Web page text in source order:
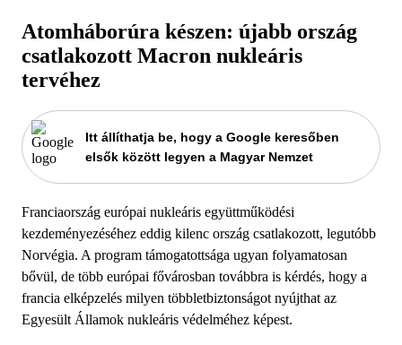
Atomháborúra készen: újabb ország
csatlakozott Macron nukleáris
tervéhez
Itt állíthatja be, hogy a Google keresőben
elsők között legyen a Magyar Nemzet
Franciaország európai nukleáris együttműködési
kezdeményezéséhez eddig kilenc ország csatlakozott, legutóbb
Norvégia. A program támogatottsága ugyan folyamatosan
bővül, de több európai fővárosban továbbra is kérdés, hogy a
francia elképzelés milyen többletbiztonságot nyújthat az
Egyesült Államok nukleáris védelméhez képest.